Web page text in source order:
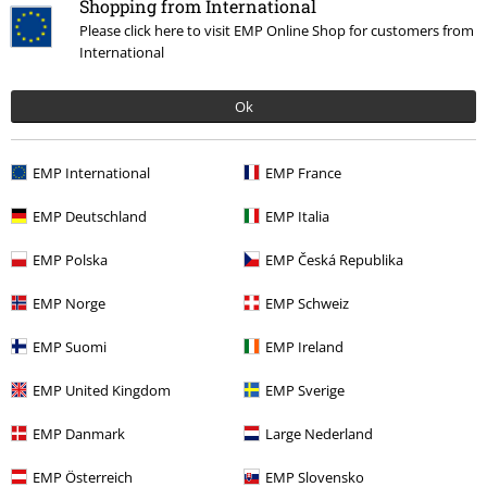
Shopping from International
Please click here to visit EMP Online Shop for customers from
International
Ok
EMP International EMP France
EMP Deutschland EMP Italia
EMP Polska EMP Česká Republika
EMP Norge EMP Schweiz
EMP Suomi EMP Ireland
EMP United Kingdom EMP Sverige
EMP Danmark Large Nederland
EMP Österreich EMP Slovensko
Band Merch Media Vinyl
E-mailnieuwsbrief
Meld je aan en ontvang een code voor 15%
korting!
Meer info
Ik geef hierbij toestemming om de Large-nieuwsbrief te ontvangen en ga
verwerkt om mij regelmatig te informeren over producten. Mijn